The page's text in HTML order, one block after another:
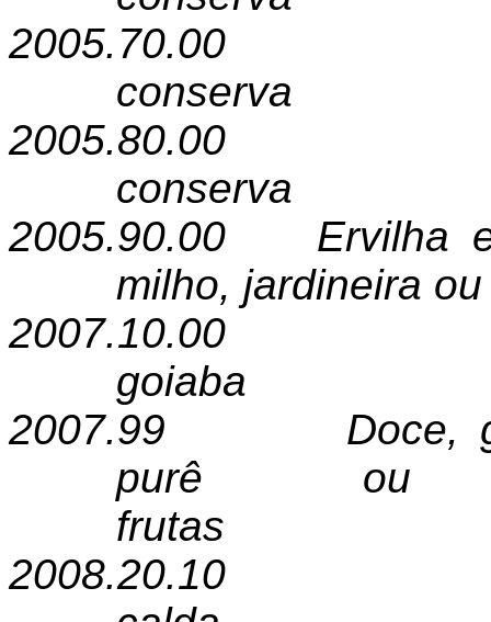
2005.70.00
conserva
2005.80.00
conserva
2005.90.00
Ervilha
milho, jardineira
2007.10.00
goiaba
2007.99
Doce,
purê ou
frutas
2008.20.10